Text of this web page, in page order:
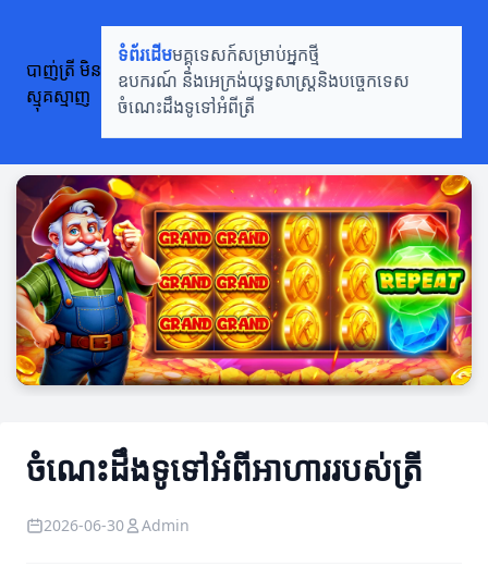
បាញ់ត្រី មិន
ស្មុគស្មាញ
ទំព័រដើមមគ្គុទេសក៍សម្រាប់អ្នកថ្មី
ឧបករណ៍ និងអេក្រង់យុទ្ធសាស្រ្តនិងបច្ចេកទេស
ចំណេះដឹងទូទៅអំពីត្រី
ចំណេះដឹងទូទៅអំពីអាហាររបស់ត្រី
2026-06-30 Admin